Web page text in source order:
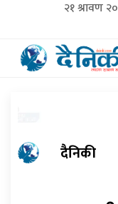
२१ श्रावण
दैनिकी